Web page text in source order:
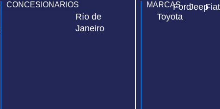
CONCESIONARIOS
Río de
Janeiro
MARCAS
Toyota
FordJeepFiat